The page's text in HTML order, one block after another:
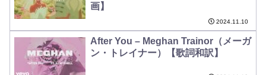
画】
2024.11.10
After You – Meghan Trainor（メーガ
ン・トレイナー）【歌詞和訳】